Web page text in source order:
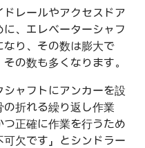
レールやアクセスドア
、エレベーターシャフ
なり、その数は膨大で
の数も多くなります。
シャフトにアンカーを設
折れる繰り返し作業
正確に作業を行うため
欠です」とシンドラー